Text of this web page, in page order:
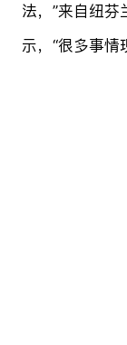
法，”来自纽
示，“很多事情